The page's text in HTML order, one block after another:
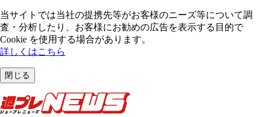
当サイトでは当社の提携先等がお客様のニーズ等について調
査・分析したり、お客様にお勧めの広告を表⽰する⽬的で
Cookie を使⽤する場合があります。
詳しくはこちら
閉じる